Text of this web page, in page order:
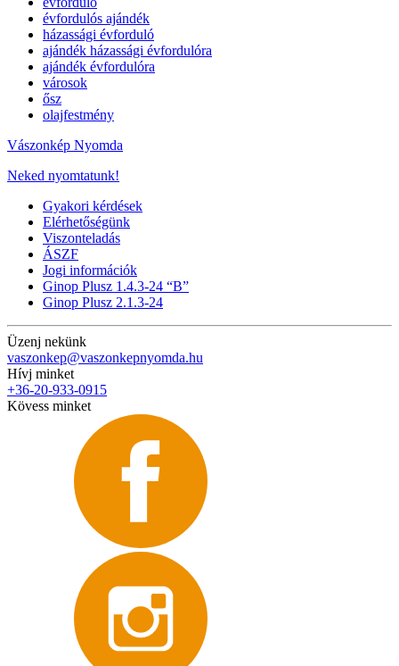
évfordulós ajándék
házassági évforduló
ajándék házassági évfordulóra
ajándék évfordulóra
városok
ősz
olajfestmény
Vászonkép Nyomda
Neked nyomtatunk!
Gyakori kérdések
Elérhetőségünk
Viszonteladás
ÁSZF
Jogi információk
Ginop Plusz 1.4.3-24 “B”
Ginop Plusz 2.1.3-24
Üzenj nekünk
vaszonkep@vaszonkepnyomda.hu
Hívj minket
+36-20-933-0915
Kövess minket